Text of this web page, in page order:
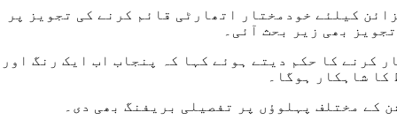
کیلئے خودمختار اتھارٹی قائم کرنے کی تجویز پر
بھی زیر بحث آئی۔
کرنے کا حکم دیتے ہوئے کہا کہ پنجاب اب ایک رنگ
شاہکار ہوگا۔
کے مختلف پہلوؤں پر تفصیلی بریفنگ بھی دی۔